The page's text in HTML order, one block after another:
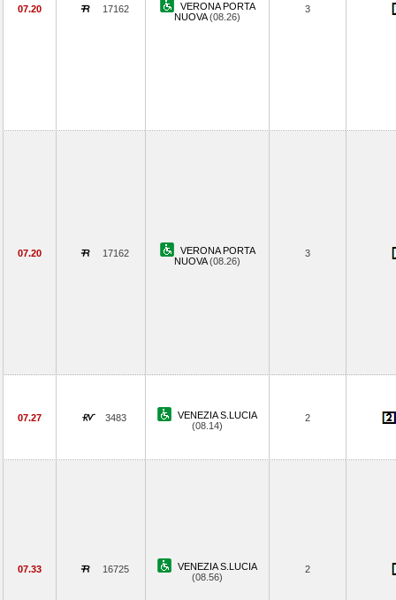
07.20 17162
VERONA PORTA
NUOVA(08.26)
3
07.20 17162
VERONA PORTA
NUOVA(08.26)
3
07.27 3483
VENEZIA S.LUCIA
(08.14)
2
07.33 16725
VENEZIA S.LUCIA
(08.56)
2